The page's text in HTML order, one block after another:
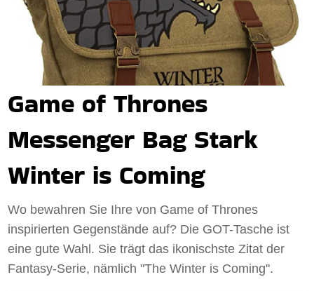
Game of Thrones
Messenger Bag Stark
Winter is Coming
Wo bewahren Sie Ihre von Game of Thrones
inspirierten Gegenstände auf? Die GOT-Tasche ist
eine gute Wahl. Sie trägt das ikonischste Zitat der
Fantasy-Serie, nämlich "The Winter is Coming".